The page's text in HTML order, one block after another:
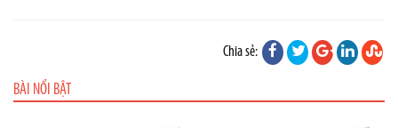
Chia sẻ:
BÀI NỔI BẬT